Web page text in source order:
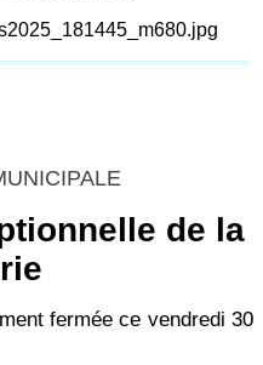
de la
fermée ce vendredi 30